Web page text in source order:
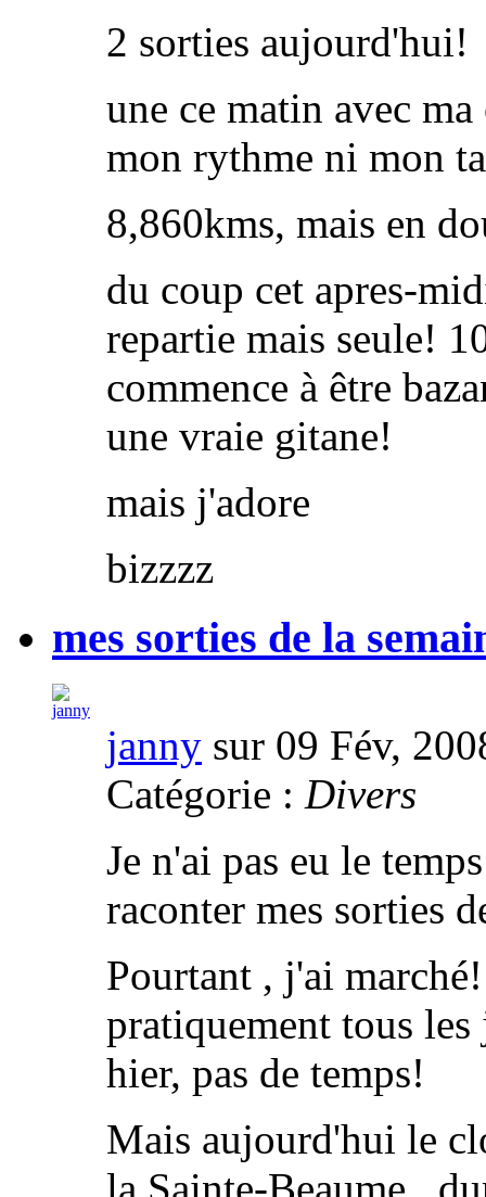
2 sorties aujourd'hui!
une ce matin avec
mon rythme ni mon
8,860kms, mais en
du coup cet apres-
repartie mais seule!
commence à être
une vraie gitane!
mais j'adore
bizzzz
mes sorties de la
janny sur 09 Fév,
Catégorie : Divers
Je n'ai pas eu le
raconter mes sorties
Pourtant , j'ai
pratiquement tous
hier, pas de temps!
Mais aujourd'hui le